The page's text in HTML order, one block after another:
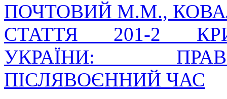
ПОЧТОВИЙ М.М.,
СТАТТЯ 201-2
УКРАЇНИ:
ПІСЛЯВОЄННИЙ ЧАС